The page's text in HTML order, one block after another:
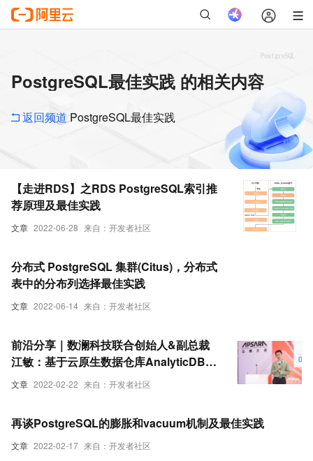
PostgreSQL最佳实践 的相关内容
返回频道 PostgreSQL最佳实践
文章 2022-06-28 来自：开发者社区
【走进RDS】之RDS PostgreSQL索引推
荐原理及最佳实践
文章 2022-06-14 来自：开发者社区
分布式 PostgreSQL 集群(Citus)，分布式
表中的分布列选择最佳实践
文章 2022-02-22 来自：开发者社区
前沿分享｜数澜科技联合创始人&副总裁
江敏：基于云原生数据仓库AnalyticDB
PostgreSQL的最佳实践
文章 2022-02-17 来自：开发者社区
再谈PostgreSQL的膨胀和vacuum机制及最佳实践